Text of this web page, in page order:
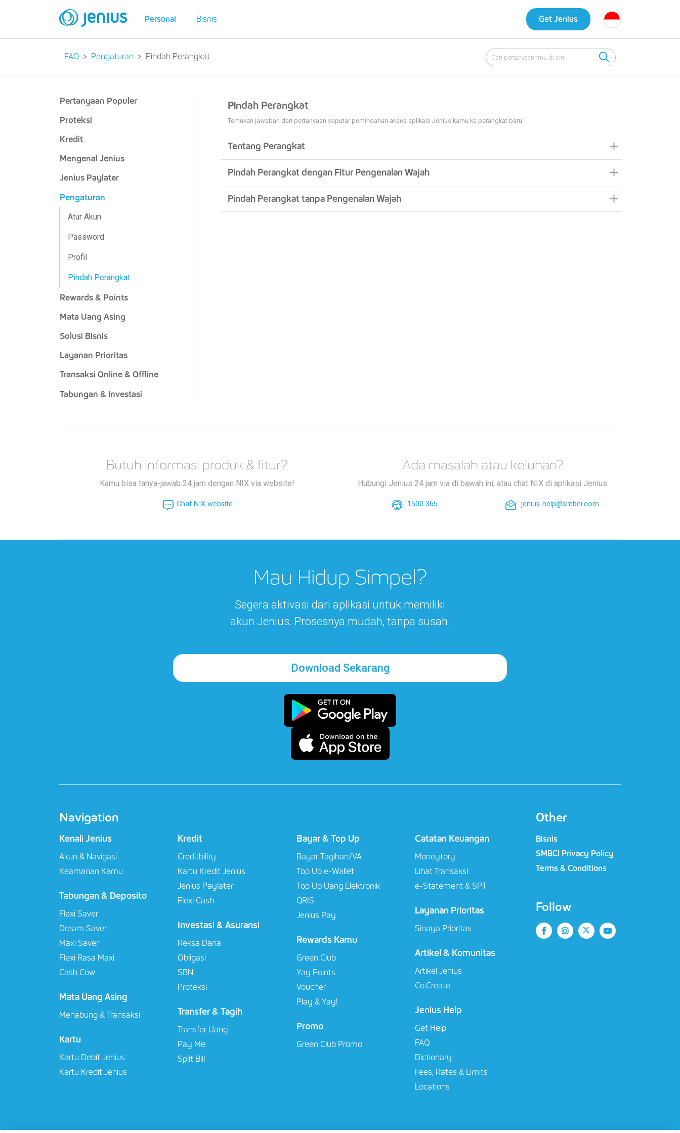
FAQ Pengaturan Pindah Perangkat
Pertanyaan Populer
Proteksi
Kredit
Mengenal Jenius
Jenius Paylater
Pengaturan
Atur Akun
Password
Profil
Pindah Perangkat
Rewards & Points
Mata Uang Asing
Solusi Bisnis
Layanan Prioritas
Transaksi Online & Offline
Tabungan & Investasi
Pindah Perangkat
Temukan jawaban dari pertanyaan seputar pemindahan akses aplikasi Jenius kamu ke perangkat baru.
Tentang Perangkat
Pindah Perangkat dengan Fitur Pengenalan Wajah
Pindah Perangkat tanpa Pengenalan Wajah
Personal Bisnis Get Jenius
Butuh informasi produk & fitur?
Kamu bisa tanya-jawab 24 jam dengan NIX via website!
Chat NIX website
Ada masalah atau keluhan?
Hubungi Jenius 24 jam via di bawah ini, atau chat NIX di aplikasi Jenius.
1500 365 jenius-help@smbci.com
Mau Hidup Simpel?
Segera aktivasi dari aplikasi untuk memiliki
akun Jenius. Prosesnya mudah, tanpa susah.
Download Sekarang
Navigation
Kenali Jenius
Akun & Navigasi
Keamanan Kamu
Tabungan & Deposito
Flexi Saver
Dream Saver
Maxi Saver
Flexi Rasa Maxi
Cash Cow
Mata Uang Asing
Menabung & Transaksi
Kartu
Kartu Debit Jenius
Kartu Kredit Jenius
Kredit
Creditbility
Kartu Kredit Jenius
Jenius Paylater
Flexi Cash
Investasi & Asuransi
Reksa Dana
Obligasi
SBN
Proteksi
Transfer & Tagih
Transfer Uang
Pay Me
Split Bill
Bayar & Top Up
Bayar Tagihan/VA​
Top Up e-Wallet​
Top Up Uang Elektronik
QRIS
Jenius Pay
Rewards Kamu
Green Club
Yay Points
Voucher
Play & Yay!
Promo
Green Club Promo
Catatan Keuangan
Moneytory
Lihat Transaksi
e-Statement & SPT
Layanan Prioritas
Sinaya Prioritas
Artikel & Komunitas
Artikel Jenius
Co.Create
Jenius Help
Get Help
FAQ
Dictionary
Fees, Rates & Limits
Locations
Other
Bisnis
SMBCI Privacy Policy
Terms & Conditions
Follow